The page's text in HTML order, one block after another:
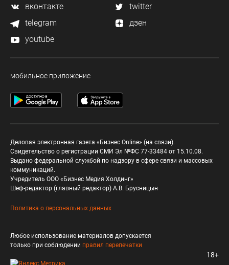
вконтакте
twitter
telegram
дзен
youtube
мобильное приложение
Деловая электронная газета «Бизнес Online» (на связи).
Свидетельство о регистрации СМИ Эл №ФС 77-33484 от 15.10.08.
Выдано федеральной службой по надзору в сфере связи и массовых
коммуникаций.
Учредитель ООО «Бизнес Медия Холдинг»
Шеф-редактор (главный редактор) А.В. Брусницын
Политика о персональных данных
Любое использование материалов допускается
только при соблюдении правил перепечатки
18+